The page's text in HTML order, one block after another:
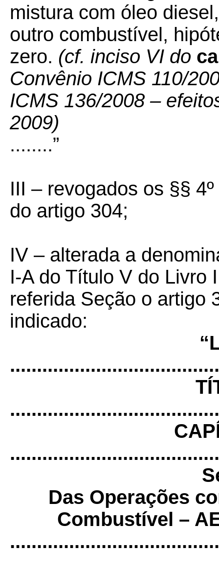
mistura com óleo
outro combustível,
zero. (cf. inciso VI do
Convênio ICMS 110/
ICMS 136/2008 –
2009)
........”
III – revogados os §§
do artigo 304;
IV – alterada a
I-A do Título V do Livro
referida Seção o artigo
indicado:
Das Operações
Combustível –